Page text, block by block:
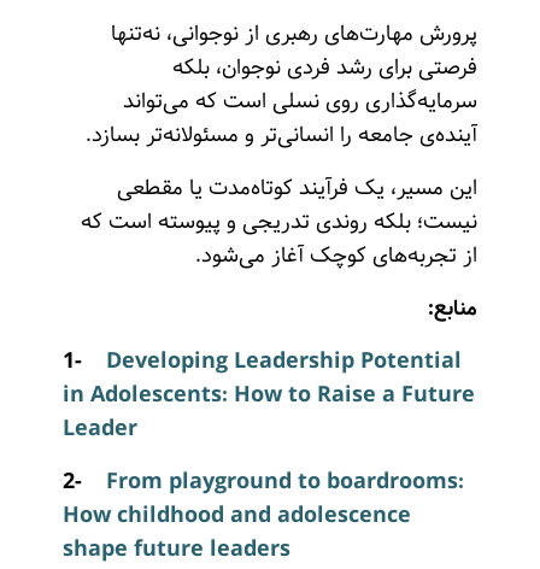
پرورش مهارت‌های رهبری از نوجوانی، نه‌تنها
فرصتی برای رشد فردی نوجوان، بلکه
سرمایه‌گذاری روی نسلی است که می‌تواند
آینده‌ی جامعه را انسانی‌تر و مسئولانه‌تر بسازد.
این مسیر، یک فرآیند کوتاه‌مدت یا مقطعی
نیست؛ بلکه روندی تدریجی و پیوسته است که
از تجربه‌های کوچک آغاز می‌شود.
منابع:
1-
Developing Leadership Potential
in Adolescents: How to Raise a Future
Leader
2-
From playground to boardrooms:
How childhood and adolescence
shape future leaders